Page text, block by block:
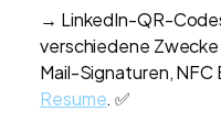
→ LinkedIn-QR-
verschiedene
Mail-Signaturen, NFC
Resume. ✅